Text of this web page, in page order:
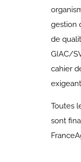
gestion
de
GIAC/
cahier
Toutes
sont